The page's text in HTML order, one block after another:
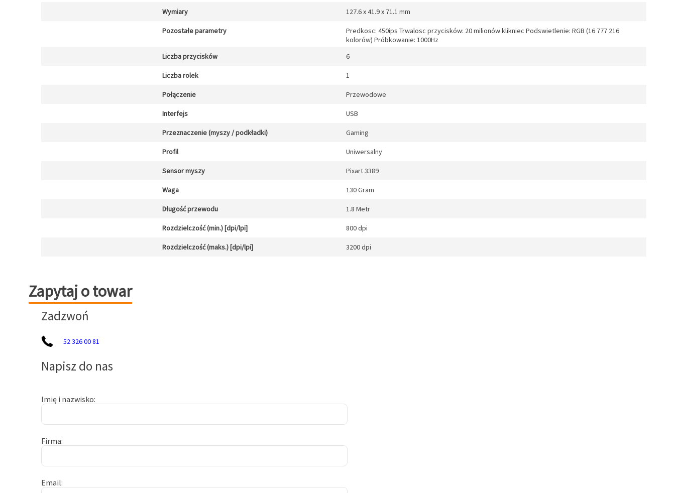
Wymiary 127.6 x 41.9 x 71.1 mm
Pozostałe parametry
Predkosc: 450ips Trwalosc przycisków: 20 milionów klikniec Podswietlenie: RGB (16 777 216
kolorów) Próbkowanie: 1000Hz
Liczba przycisków
6
Liczba rolek 1
Połączenie Przewodowe
Interfejs USB
Przeznaczenie (myszy / podkładki) Gaming
Profil Uniwersalny
Sensor myszy Pixart 3389
Waga 130 Gram
Długość przewodu 1.8 Metr
Rozdzielczość (min.) [dpi/lpi] 800 dpi
Rozdzielczość (maks.) [dpi/lpi] 3200 dpi
Zapytaj o towar
Zapytaj o towar
Zadzwoń
52 326 00 81
Napisz do nas
Imię i nazwisko
Firma
Email